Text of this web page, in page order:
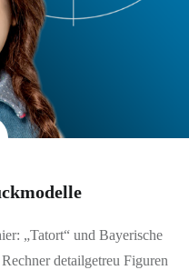
„Tatort“ und Bayerische
detailgetreu Figuren